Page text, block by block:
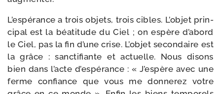
L’espérance a trois objets, trois cibles. L’objet prin­
ci­pal est la béa­ti­tude du Ciel ; on espère d’abord
le Ciel, pas la fin d’une crise. L’objet secon­daire est
la grâce : sanc­ti­fiante et actuelle. Nous disons
bien dans l’acte d’espérance : « J’espère avec une
ferme confiance que vous me don­ne­rez votre